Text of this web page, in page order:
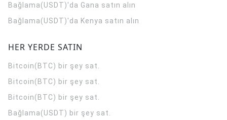
Bağlama(USDT)'da Gana satın alın
Bağlama(USDT)'da Kenya satın alın
HER YERDE SATIN
Bitcoin(BTC) bir şey sat.
Bitcoin(BTC) bir şey sat.
Bitcoin(BTC) bir şey sat.
Bağlama(USDT) bir şey sat.